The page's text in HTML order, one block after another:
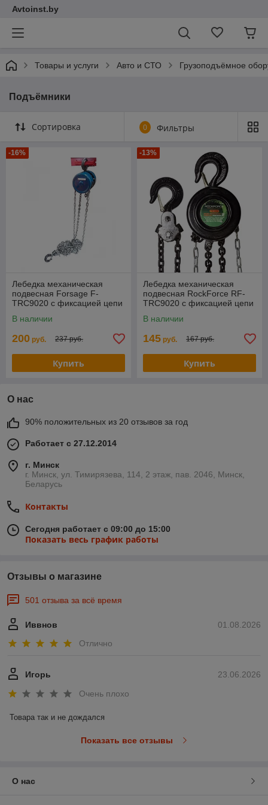
Avtoinst.by
Товары и услуги Авто и СТО Грузоподъёмное
Подъёмники
Сортировка 0 Фильтры
-16%
Лебедка механическая
подвесная Forsage F-
TRC9020 с фиксацией цепи
2,5м)
В наличии
200 руб. 237 руб.
Купить
-13%
Лебедка механическая
подвесная RockForce RF-
TRC9020 с фиксацией цепи
-2.5м)
В наличии
145 руб. 167 руб.
Купить
О нас
90% положительных из 20 отзывов за год
Работает с 27.12.2014
г. Минск
г. Минск, ул. Тимирязева, 114, 2 этаж, пав. 2046, Минск,
Беларусь
Контакты
Сегодня работает с 09:00 до 15:00
Показать весь график работы
Отзывы о магазине
501 отзыва за всё время
01.08.2026
Иввнов
Отлично
23.06.2026
Игорь
Очень плохо
Товара так и не дождался
Показать все отзывы
О нас